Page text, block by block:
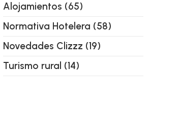
Alojamientos (65)
Normativa Hotelera (58)
Novedades Clizzz (19)
Turismo rural (14)